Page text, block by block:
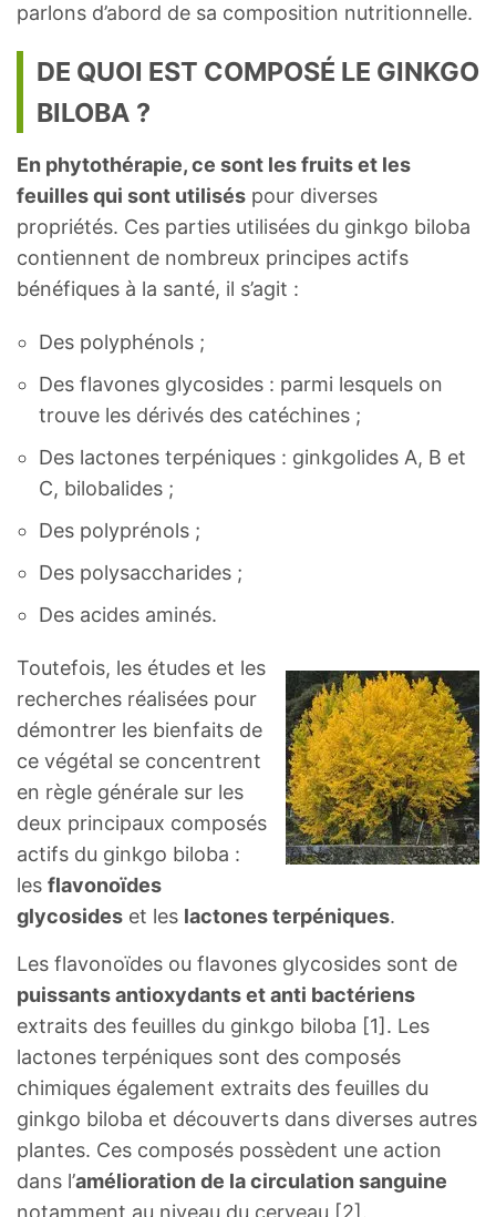
parlons d’abord de sa composition nutritionnelle.
DE QUOI EST COMPOSÉ LE GINKGO
BILOBA ?
En phytothérapie, ce sont les fruits et les
feuilles qui sont utilisés pour diverses
propriétés. Ces parties utilisées du ginkgo biloba
contiennent de nombreux principes actifs
bénéfiques à la santé, il s’agit :
Des polyphénols ;
Des flavones glycosides : parmi lesquels on
trouve les dérivés des catéchines ;
Des lactones terpéniques : ginkgolides A, B et
C, bilobalides ;
Des polyprénols ;
Des polysaccharides ;
Des acides aminés.
Toutefois, les études et les
recherches réalisées pour
démontrer les bienfaits de
ce végétal se concentrent
en règle générale sur les
deux principaux composés
actifs du ginkgo biloba :
les flavonoïdes
glycosides et les lactones terpéniques.
Les flavonoïdes ou flavones glycosides sont de
puissants antioxydants et anti bactériens
extraits des feuilles du ginkgo biloba [1]. Les
lactones terpéniques sont des composés
chimiques également extraits des feuilles du
ginkgo biloba et découverts dans diverses autres
plantes. Ces composés possèdent une action
dans l’amélioration de la circulation sanguine
notamment au niveau du cerveau [2].